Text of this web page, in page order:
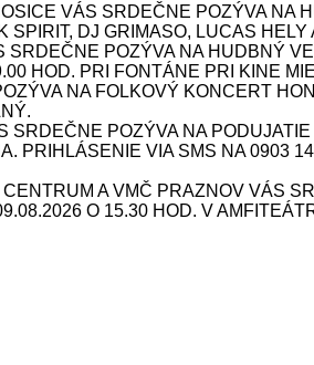
VÁS SRDEČNE POZÝVA NA
DJ GRIMASO, LUCAS HELY
SRDEČNE POZÝVA NA HUDBNÝ
HOD. PRI FONTÁNE PRI KINE
NA FOLKOVÝ KONCERT
SRDEČNE POZÝVA NA
PRIHLÁSENIE VIA SMS NA 0903
A VMČ PRAZNOV VÁS
O 15.30 HOD. V